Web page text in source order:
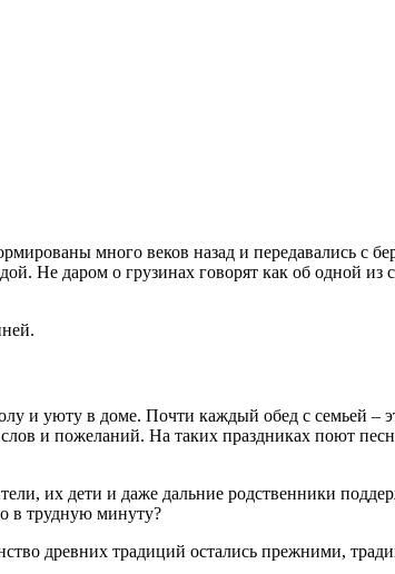
много веков назад и передавались с
Не даром о грузинах говорят как об одной из
и уюту в доме. Почти каждый обед с семьей –
и пожеланий. На таких праздниках поют
их дети и даже дальние родственники
в трудную минуту?
древних традиций остались прежними,